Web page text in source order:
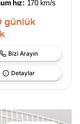
hız: 170 km/s
günlük
Bizi Arayın
Detaylar